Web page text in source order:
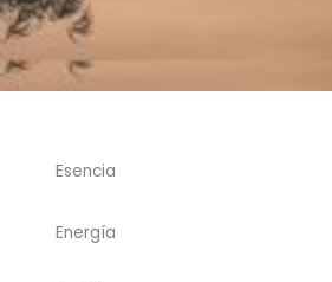
Esencia
Energía